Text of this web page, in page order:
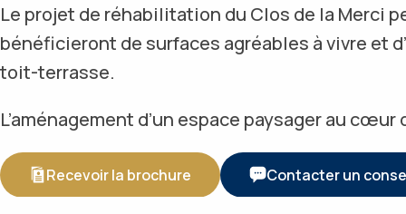
Le projet de réhabilitation du Clos de la Merci
bénéficieront de surfaces agréables à vivre et
toit-terrasse.
L’aménagement d’un espace paysager au
Recevoir la brochure Contacter un